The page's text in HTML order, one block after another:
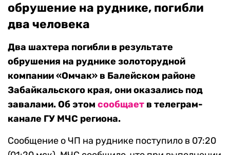
обрушение на руднике, погибли
два человека
Два шахтера погибли в результате
обрушения на руднике золоторудной
компании «Омчак» в Балейском районе
Забайкальского края, они оказались под
завалами. Об этом сообщает в телеграм-
канале ГУ МЧС региона.
Сообщение о ЧП на руднике поступило в 07:20